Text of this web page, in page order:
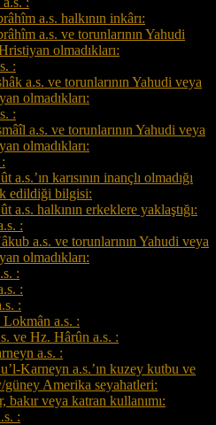
a.s. halkının inkârı:
a.s. ve torunlarının Yahudi
olmadıkları:
:
a.s. ve torunlarının Yahudi veya
olmadıkları:
:
a.s. ve torunlarının Yahudi veya
olmadıkları:
a.s.’ın karısının inançlı olmadığı
edildiği bilgisi:
a.s. halkının erkeklere yaklaştığı:
:
a.s. ve torunlarının Yahudi veya
olmadıkları:
:
:
:
Lokmân a.s. :
ve Hz. Hârûn a.s. :
a.s. :
Karneyn a.s.’ın kuzey kutbu ve
güney Amerika seyahatleri:
bakır veya katran kullanımı:
: